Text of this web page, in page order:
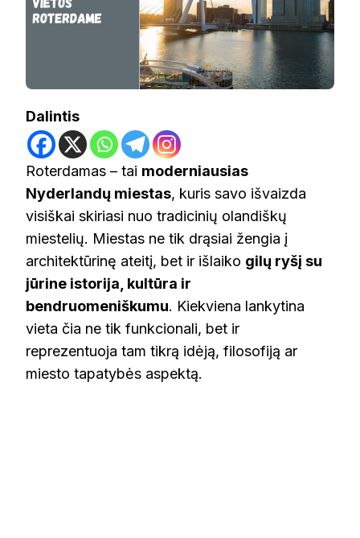
Dalintis
Roterdamas – tai moderniausias
Nyderlandų miestas, kuris savo išvaizda
visiškai skiriasi nuo tradicinių olandiškų
miestelių. Miestas ne tik drąsiai žengia į
architektūrinę ateitį, bet ir išlaiko gilų ryšį su
jūrine istorija, kultūra ir
bendruomeniškumu. Kiekviena lankytina
vieta čia ne tik funkcionali, bet ir
reprezentuoja tam tikrą idėją, filosofiją ar
miesto tapatybės aspektą.